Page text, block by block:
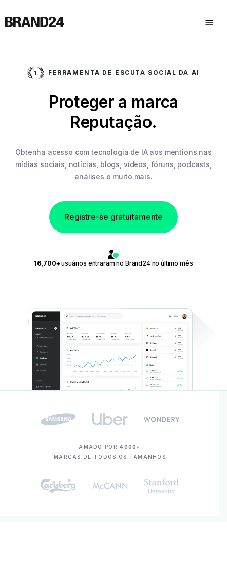
FERRAMENTA DE ESCUTA SOCIAL DA AI
Proteger a marca
Reputação.
Obtenha acesso com tecnologia de IA aos mentions nas
mídias sociais, notícias, blogs, vídeos, fóruns, podcasts,
análises e muito mais.
Registre-se gratuitamente
16,700+usuários entraram no Brand24 no último mês
AMADO POR4000+
MARCAS DE TODOS OS TAMANHOS